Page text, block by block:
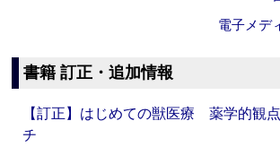
電子メデ
書籍 訂正・追加情報
【訂正】はじめての獣医療 薬学的観
チ